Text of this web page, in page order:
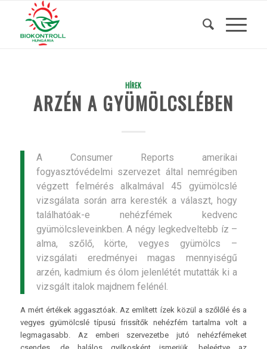
HÍREK
ARZÉN A GYÜMÖLCSLÉBEN
A Consumer Reports amerikai
fogyasztóvédelmi szervezet által nemrégiben
végzett felmérés alkalmával 45 gyümölcslé
vizsgálata során arra keresték a választ, hogy
találhatóak-e nehézfémek kedvenc
gyümölcsleveinkben. A négy legkedveltebb íz –
alma, szőlő, körte, vegyes gyümölcs –
vizsgálati eredményei magas mennyiségű
arzén, kadmium és ólom jelenlétét mutatták ki a
vizsgált italok majdnem felénél.
A mért értékek aggasztóak. Az említett ízek közül a szőlőlé és a
vegyes gyümölcslé típusú frissítők nehézfém tartalma volt a
legmagasabb. Az emberi szervezetbe jutó nehézfémeket